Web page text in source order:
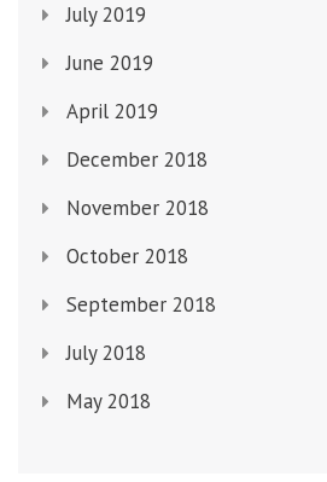
July 2019
June 2019
April 2019
December 2018
November 2018
October 2018
September 2018
July 2018
May 2018